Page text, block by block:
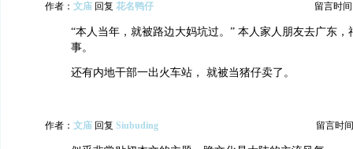
作者： 文庙 回复 花名鸭仔 留言时间
“本人当年，就被路边大妈坑过。” 本人家人朋友去广东，
事。
还有内地干部一出火车站， 就被当猪仔卖了。
作者： 文庙 回复 Siubuding 留言时